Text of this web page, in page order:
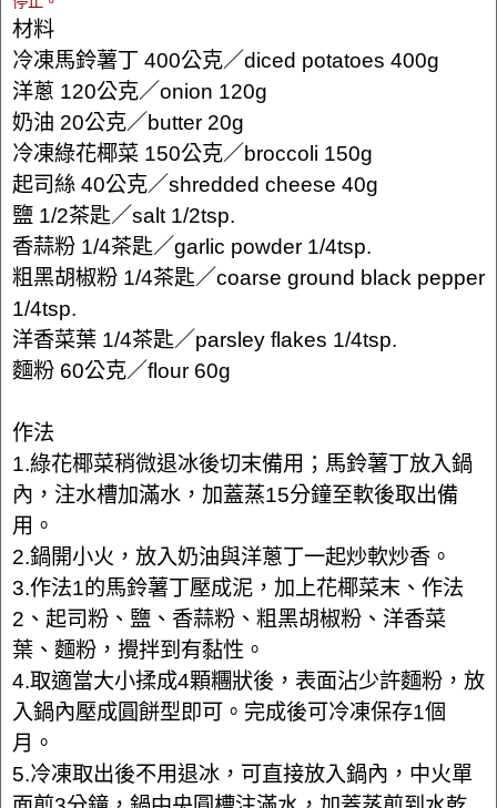
材料
冷凍馬鈴薯丁 400公克／diced potatoes 400g
洋蔥 120公克／onion 120g
奶油 20公克／butter 20g
冷凍綠花椰菜 150公克／broccoli 150g
起司絲 40公克／shredded cheese 40g
鹽 1/2茶匙／salt 1/2tsp.
香蒜粉 1/4茶匙／garlic powder 1/4tsp.
粗黑胡椒粉 1/4茶匙／coarse ground black pepper
1/4tsp.
洋香菜葉 1/4茶匙／parsley flakes 1/4tsp.
麵粉 60公克／flour 60g
作法
1.綠花椰菜稍微退冰後切末備用；馬鈴薯丁放入鍋
內，注水槽加滿水，加蓋蒸15分鐘至軟後取出備
用。
2.鍋開小火，放入奶油與洋蔥丁一起炒軟炒香。
3.作法1的馬鈴薯丁壓成泥，加上花椰菜末、作法
2、起司粉、鹽、香蒜粉、粗黑胡椒粉、洋香菜
葉、麵粉，攪拌到有黏性。
4.取適當大小揉成4顆糰狀後，表面沾少許麵粉，放
入鍋內壓成圓餅型即可。完成後可冷凍保存1個
月。
5.冷凍取出後不用退冰，可直接放入鍋內，中火單